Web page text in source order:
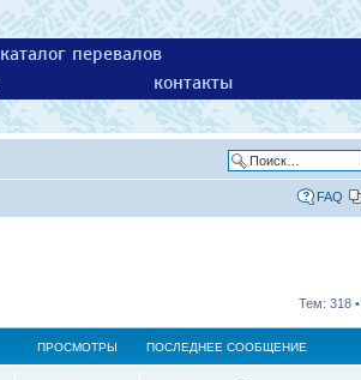
каталог перевалов
контакты
FAQ
Тем: 318 •
ПРОСМОТРЫ ПОСЛЕДНЕЕ СООБЩЕНИЕ